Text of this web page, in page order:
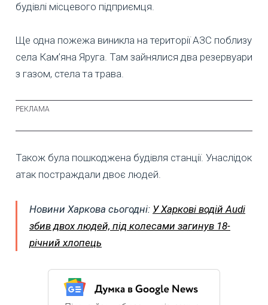
будівлі місцевого підприємця.
Ще одна пожежа виникла на території АЗС поблизу
села Кам’яна Яруга. Там зайнялися два резервуари
з газом, стела та трава.
Також була пошкоджена будівля станції. Унаслідок
атак постраждали двоє людей.
Новини Харкова сьогодні: У Харкові водій Audi
збив двох людей, під колесами загинув 18-
річний хлопець